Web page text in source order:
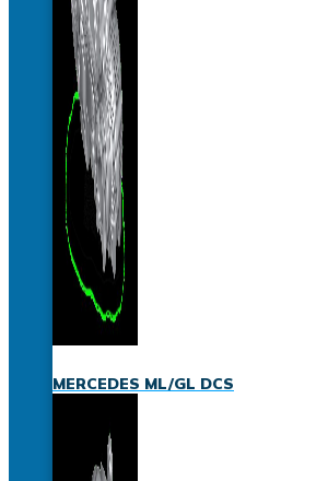
MERCEDES ML/GL DCS